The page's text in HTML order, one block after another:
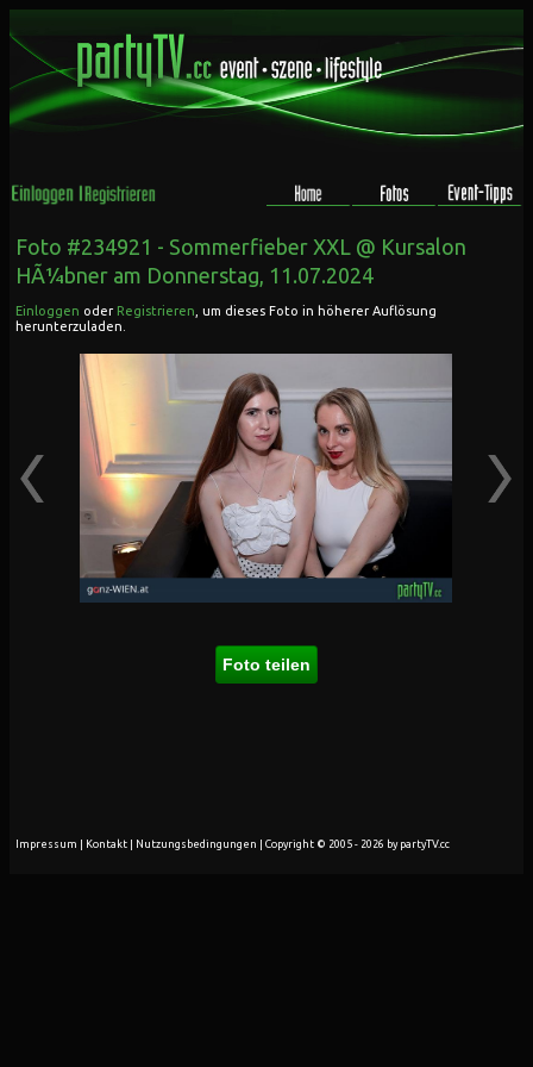
Foto #234921 - Sommerfieber XXL @ Kursalon
HÃ¼bner am Donnerstag, 11.07.2024
Einloggen oder Registrieren , um dieses Foto in höherer Auflösung
herunterzuladen.
Foto teilen
Impressum Kontakt Nutzungsbedingungen | Copyright © 2005 - 2026 by partyTV.cc